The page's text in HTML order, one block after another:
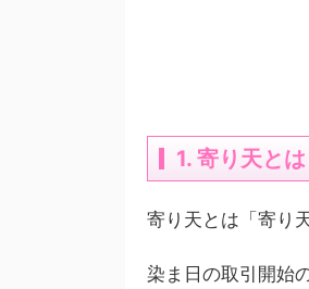
1. 寄り天と
寄り天とは「寄り
染ま日の取引開始